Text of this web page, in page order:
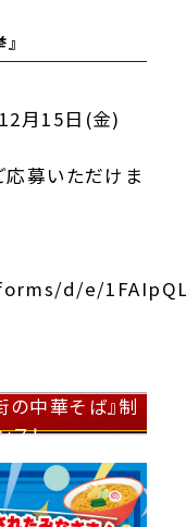
月15日(金)
応募いただけま
d/e/
中華そば』制
ス！